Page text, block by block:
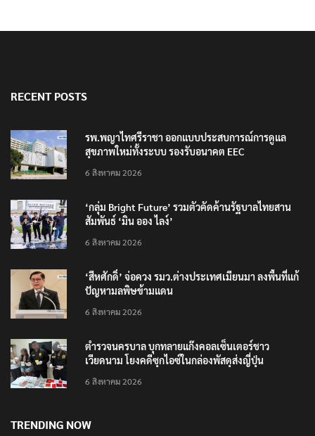
RECENT POSTS
รพ.พญาไทศรีราชา ออกแบบประสบการณ์การดูแล
สุขภาพใหม่ทั้งระบบ รองรับอนาคต EEC
6 สิงหาคม 2026
‘กลุ่ม Bright Future’ รวมตัวคัดค้านรัฐบาลไทยสาน
สัมพันธ์ ‘มิน ออง ไลง์’
6 สิงหาคม 2026
‘สีหศักดิ์’ จ่อควง รมว.ต่างประเทศเมียนมา ลงพื้นที่แก้
ปัญหามลพิษข้ามแดน
6 สิงหาคม 2026
ตำรวจนครบาล บุกทลายแก๊งคอลเซ็นเตอร์ชาว
เวียดนาม โยงคดีซุกไอซ์ในกล่องพัสดุส่งญี่ปุ่น
6 สิงหาคม 2026
TRENDING NOW